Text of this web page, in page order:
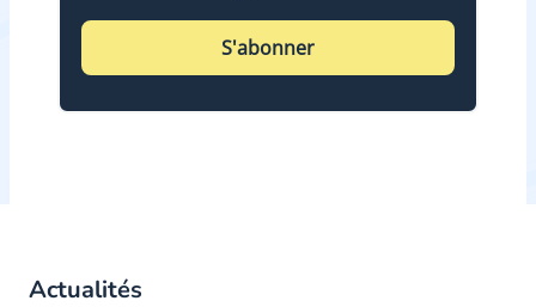
S'abonner
Actualités